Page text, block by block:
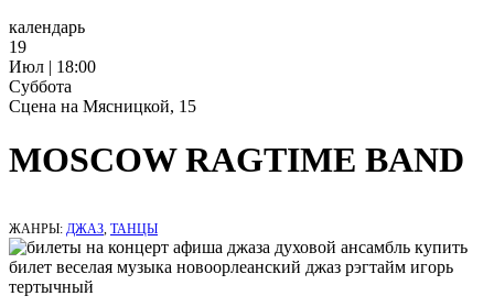
календарь
19
Июл | 18:00
Суббота
Сцена на Мясницкой, 15
MOSCOW RAGTIME BAND
ЖАНРЫ: ДЖАЗ, ТАНЦЫ